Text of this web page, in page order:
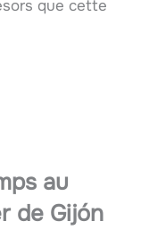
que cette
au
de Gijón